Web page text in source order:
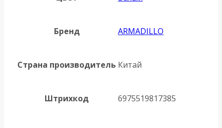
Бренд ARMADILLO
Страна производитель Китай
Штрихкод 6975519817385